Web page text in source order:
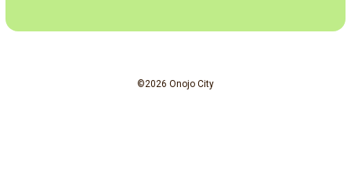
©2026 Onojo City